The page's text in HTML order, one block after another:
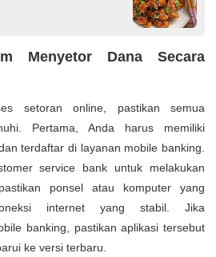
Menyetor Dana Secara
setoran online, pastikan semua
Pertama, Anda harus memiliki
terdaftar di layanan mobile banking.
service bank untuk melakukan
ponsel atau komputer yang
internet yang stabil. Jika
banking, pastikan aplikasi tersebut
ke versi terbaru.